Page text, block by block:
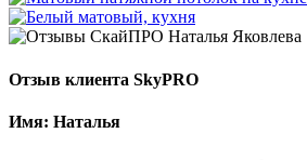
Отзыв клиента SkyPRO
Имя: Наталья